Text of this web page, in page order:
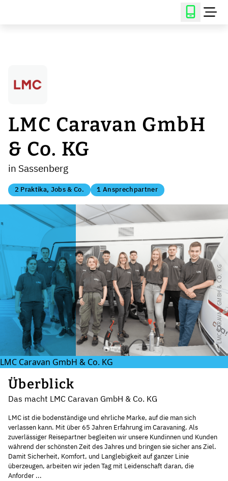
LMC Caravan GmbH
& Co. KG
in Sassenberg
2 Praktika, Jobs & Co. 1 Ansprechpartner
© LMC CARAVAN GMBH & CO. KG
LMC Caravan GmbH & Co. KG
Überblick
Das macht LMC Caravan GmbH & Co. KG
LMC ist die bodenständige und ehrliche Marke, auf die man sich
verlassen kann. Mit über 65 Jahren Erfahrung im Caravaning. Als
zuverlässiger Reisepartner begleiten wir unsere Kundinnen und Kunden
während der schönsten Zeit des Jahres und bringen sie sicher ans Ziel.
Damit Sicherheit, Komfort, und Langlebigkeit auf ganzer Linie
überzeugen, arbeiten wir jeden Tag mit Leidenschaft daran, die
Anforder ...